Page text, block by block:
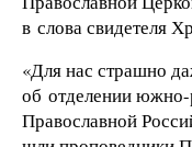
в слова свидетеля
«Для нас страшно
об отделении
Православной